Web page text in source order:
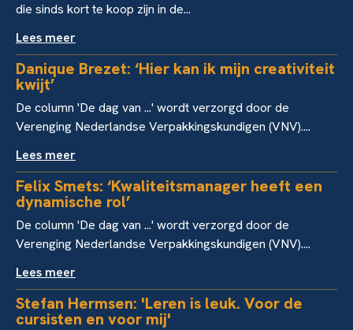
die sinds kort te koop zijn in de...
Lees meer
Danique Brezet: ‘Hier kan ik mijn creativiteit
kwijt’
De column 'De dag van ...' wordt verzorgd door de
Verenging Nederlandse Verpakkingskundigen (VNV)....
Lees meer
Felix Smets: ‘Kwaliteitsmanager heeft een
dynamische rol’
De column 'De dag van ...' wordt verzorgd door de
Verenging Nederlandse Verpakkingskundigen (VNV)....
Lees meer
Stefan Hermsen: 'Leren is leuk. Voor de
cursisten en voor mij'